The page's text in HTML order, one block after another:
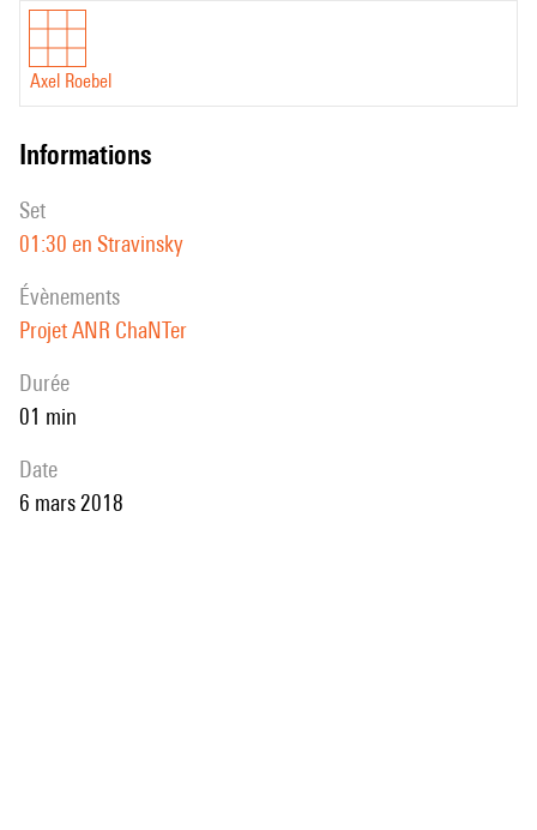
Axel Roebel
informations
set
01:30 en Stravinsky
évènements
Projet ANR ChaNTer
durée
01 min
date
6 mars 2018